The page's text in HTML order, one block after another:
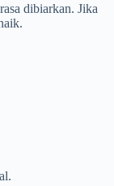
dibiarkan. Jika